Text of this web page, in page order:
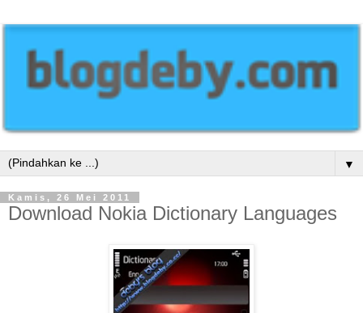
▼
Kamis, 26 Mei 2011
Download Nokia Dictionary Languages